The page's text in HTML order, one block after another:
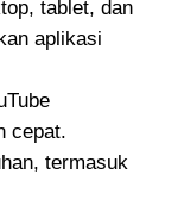
tablet, dan
aplikasi
cepat.
termasuk